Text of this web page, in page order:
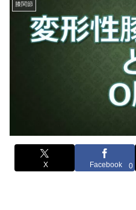
膝関節
X Facebook 0